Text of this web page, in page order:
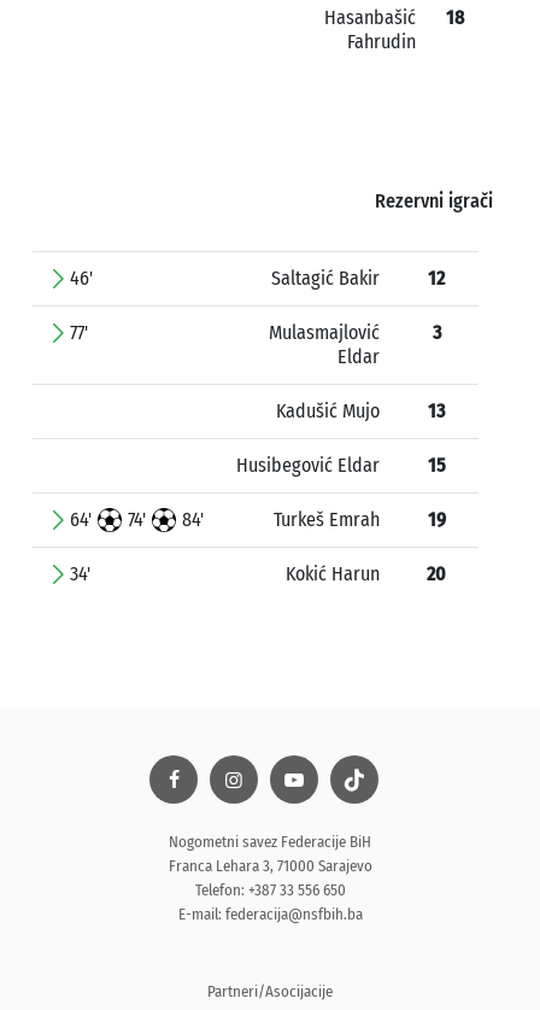
Hasanbašić
Fahrudin
18
Rezervni igrači
46' Saltagić Bakir 12
77'
Mulasmajlović
Eldar
3
Kadušić Mujo 13
Husibegović Eldar 15
64' 74' 84' Turkeš Emrah 19
34' Kokić Harun 20
Nogometni savez Federacije BiH
Franca Lehara 3, 71000 Sarajevo
Telefon: +387 33 556 650
E-mail: federacija@nsfbih.ba
Partneri/Asocijacije